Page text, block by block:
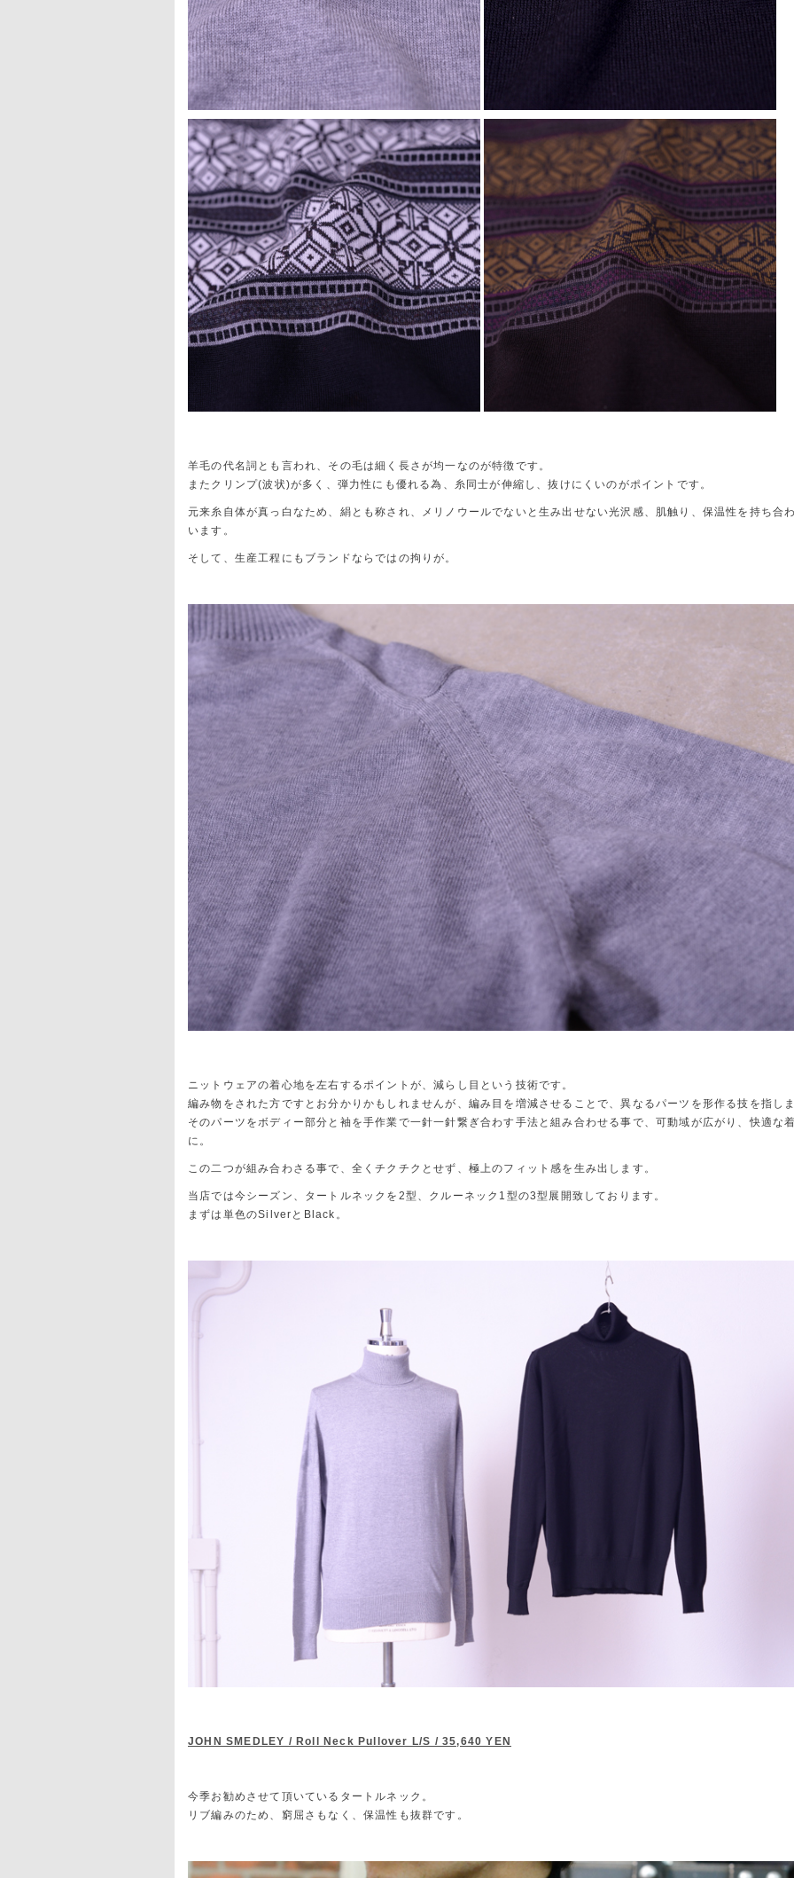
羊毛の代名詞とも言われ、その毛は細く長さが均一なのが特徴です。
またクリンプ(波状)が多く、弾力性にも優れる為、糸同士が伸縮し、抜けにくいのがポイントです。
元来糸自体が真っ白なため、絹とも称され、メリノウールでないと生み出せない光沢感、肌触り、保温性を持ち合
います。
そして、生産工程にもブランドならではの拘りが。
ニットウェアの着心地を左右するポイントが、減らし目という技術です。
編み物をされた方ですとお分かりかもしれませんが、編み目を増減させることで、異なるパーツを形作る技を指し
そのパーツをボディー部分と袖を手作業で一針一針繋ぎ合わす手法と組み合わせる事で、可動域が広がり、快適な
に。
この二つが組み合わさる事で、全くチクチクとせず、極上のフィット感を生み出します。
当店では今シーズン、タートルネックを2型、クルーネック1型の3型展開致しております。
まずは単色のSilverとBlack。
JOHN SMEDLEY / Roll Neck Pullover L/S / 35,640 YEN
今季お勧めさせて頂いているタートルネック。
リブ編みのため、窮屈さもなく、保温性も抜群です。